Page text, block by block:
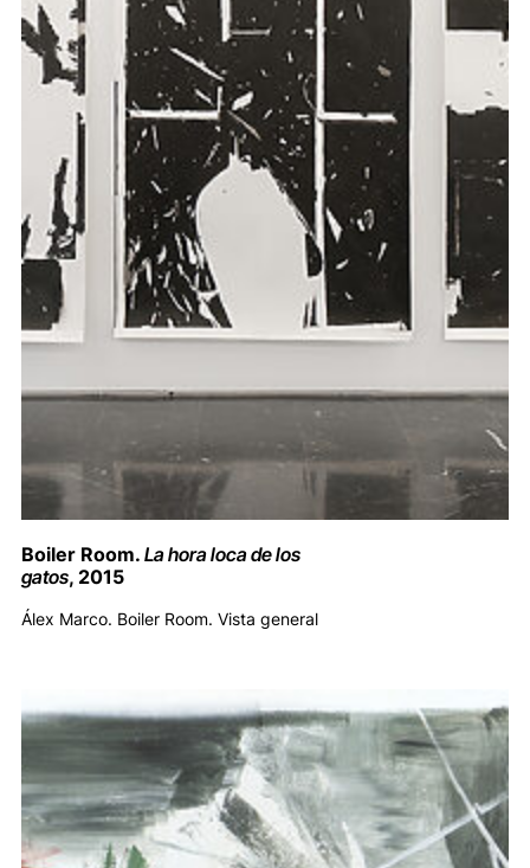
Boiler Room. La hora loca de los
gatos, 2015
Álex Marco. Boiler Room. Vista general